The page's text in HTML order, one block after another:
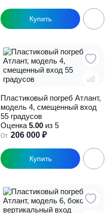
Этот
товар
несколько
вариаций.
Опции
можно
на
странице
товара.
Пластиковый погреб Атлант,
модель 4, смещенный вход
55 градусов
Оценка 5.00 из 5
От 206 000 ₽
Этот
товар
несколько
вариаций.
Опции